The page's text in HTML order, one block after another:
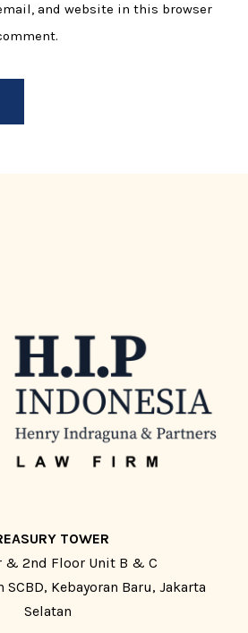
and website in this browser
TOWER
& 2nd Floor Unit B & C
Kebayoran Baru, Jakarta
Selatan